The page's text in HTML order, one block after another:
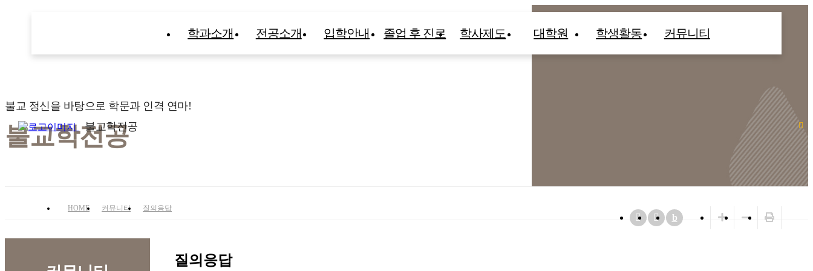
불교학전공
학과소개 전공소개 입학안내 졸업 후 진로 학사제도 대학원 학생활동 커뮤니티
불교 정신을 바탕으로 학문과 인격 연마!
불교학전공
HOME 커뮤니티 질의응답
b
질의응답